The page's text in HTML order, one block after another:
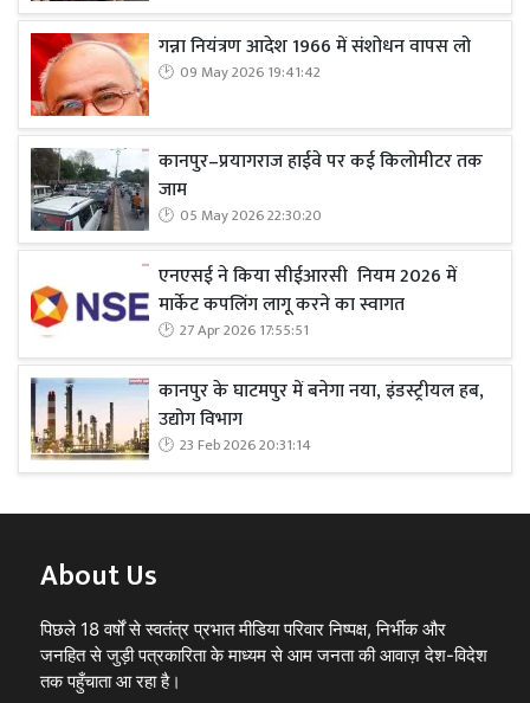
गन्ना नियंत्रण आदेश 1966 में संशोधन वापस लो
09 May 2026 19:41:42
कानपुर–प्रयागराज हाईवे पर कई किलोमीटर तक
जाम
05 May 2026 22:30:20
एनएसई ने किया सीईआरसी नियम 2026 में
मार्केट कपलिंग लागू करने का स्वागत
27 Apr 2026 17:55:51
कानपुर के घाटमपुर में बनेगा नया, इंडस्ट्रीयल हब,
उद्योग विभाग
23 Feb 2026 20:31:14
About Us
पिछले 18 वर्षों से स्वतंत्र प्रभात मीडिया परिवार निष्पक्ष, निर्भीक और
जनहित से जुड़ी पत्रकारिता के माध्यम से आम जनता की आवाज़ देश-विदेश
तक पहुँचाता आ रहा है।